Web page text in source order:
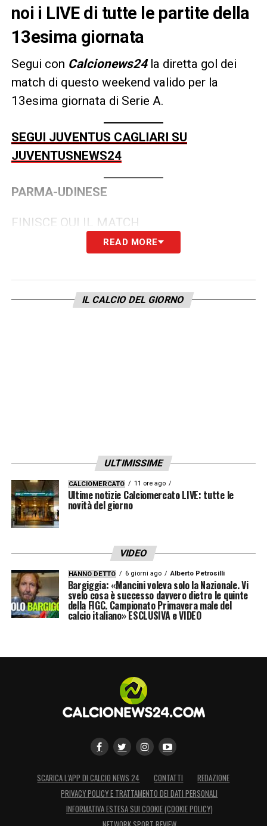
noi i LIVE di tutte le partite della
13esima giornata
Segui con Calcionews24la diretta gol dei
match di questo weekend valido per la
13esima giornata di Serie A.
SEGUI JUVENTUS CAGLIARI SU
JUVENTUSNEWS24
PARMA-UDINESE
FINISCE QUI IL MATCH
65′ Davis sigla il 2-0 da parte dell’Udinese
55′ Espulsione di Troilo.
6′ L’Udinese parte subito all’attacco.
E’ COMINCIATO IL MATCH
62′ Thorsby sigla il vantaggio del Genoa ed è
2-1.
FINE PRIMO TEMPO
pareggio dei rossoblu
33′ Il Genoa prova la via del pareggio
17′ VANTAGGIO VERONA! Belghali tira una
gran botta e porta in vantaggio i gialloblu
invece spingono
E’ COMINCIATO IL MATCH
READ MORE
IL CALCIO DEL GIORNO
ULTIMISSIME
CALCIOMERCATO 11 ore ago
Ultime notizie Calciomercato LIVE: tutte le
novità del giorno
VIDEO
HANNO DETTO 6 giorni ago Alberto Petrosilli
Bargiggia: «Mancini voleva solo la Nazionale. Vi
svelo cosa è successo davvero dietro le quinte
della FIGC. Campionato Primavera male del
calcio italiano» ESCLUSIVA e VIDEO
SCARICA L’APP DI CALCIO NEWS 24 CONTATTI
REDAZIONE
PRIVACY POLICY E TRATTAMENTO DEI DATI PERSONALI
INFORMATIVA ESTESA SUI COOKIE (COOKIE POLICY)